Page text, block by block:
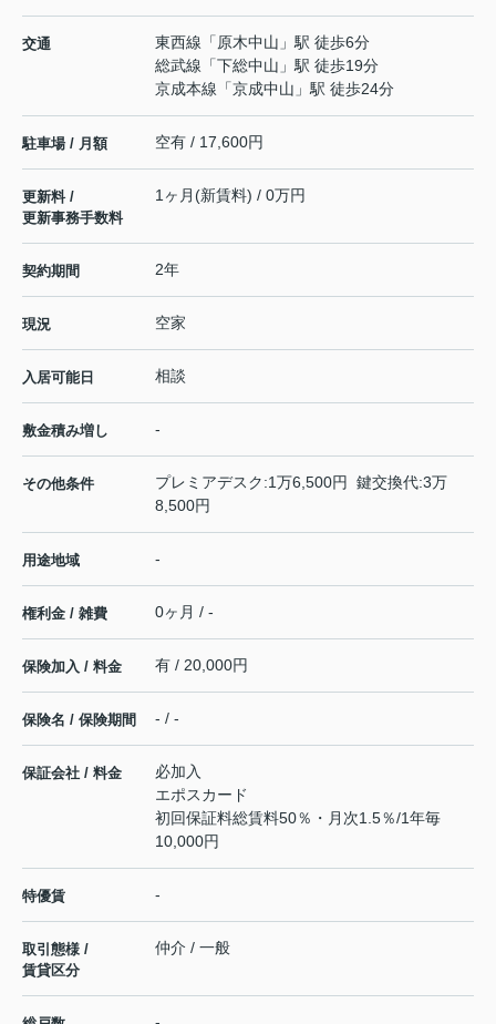
交通 東西線 「 原木中山 」駅 徒歩6分
総武線 「下総中山 」駅 徒歩19分
京成本線 「京成中山 」駅 徒歩24分
駐車場 / 月額 空有 / 17,600円
更新料 /
更新事務手数料
1ヶ月(新賃料) / 0万円
契約期間 2年
現況 空家
入居可能日 相談
敷金積み増し -
その他条件
プレミアデスク:1万6,500円 鍵交換代:3万
8,500円
用途地域 -
権利金 / 雑費 0ヶ月 / -
保険加入 / 料金 有 / 20,000円
保険名 / 保険期間 - / -
保証会社 / 料金
必加入
エポスカード
初回保証料総賃料50％・月次1.5％/1年毎
10,000円
特優賃 -
取引態様 /
賃貸区分
仲介 / 一般